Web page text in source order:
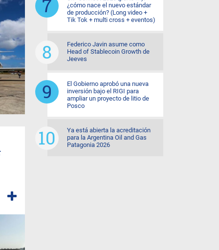
¿cómo nace el nuevo estándar
de producción? (Long video +
Tik Tok + multi cross + eventos)
Federico Javin asume como
Head of Stablecoin Growth de
Jeeves
El Gobierno aprobó una nueva
inversión bajo el RIGI para
ampliar un proyecto de litio de
Posco
Ya está abierta la acreditación
para la Argentina Oil and Gas
Patagonia 2026